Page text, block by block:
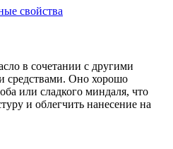
свойства
в сочетании с другими
Оно хорошо
или сладкого миндаля, что
и облегчить нанесение на